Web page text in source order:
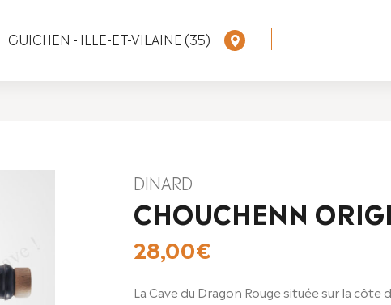
GUICHEN - ILLE-ET-VILAINE (35)
DINARD
CHOUCHENN
28,00€
La Cave du Dragon Rouge située sur la côte